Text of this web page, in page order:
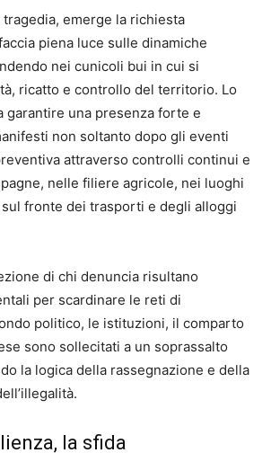
emerge la richiesta
piena luce sulle dinamiche
nei cunicoli bui in cui si
ricatto e controllo del territorio. Lo
garantire una presenza forte e
non soltanto dopo gli eventi
attraverso controlli continui e
nelle filiere agricole, nei luoghi
fronte dei trasporti e degli alloggi
di chi denuncia risultano
per scardinare le reti di
politico, le istituzioni, il comparto
sono sollecitati a un soprassalto
la logica della rassegnazione e della
la sfida